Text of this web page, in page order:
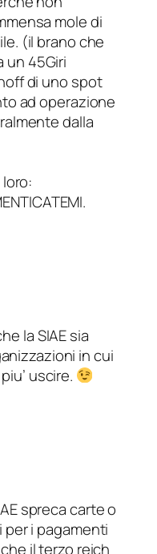
mole di
(il brano che
un 45Giri
di uno spot
ad operazione
dalla
la SIAE sia
in cui
uscire.
spreca carte o
i pagamenti
il terzo reich